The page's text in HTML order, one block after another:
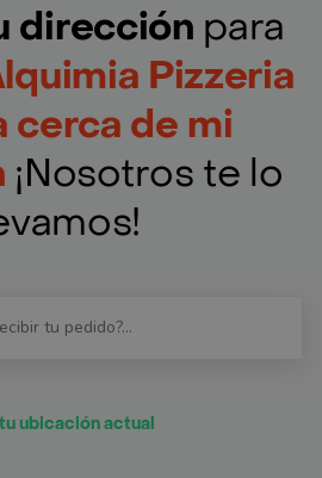
dirección para
Pizzeria
cerca de mi
¡Nosotros te lo
ubicación actual